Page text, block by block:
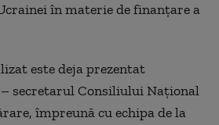
în materie de finanţare a
este deja prezentat
secretarul Consiliului Naţional
împreună cu echipa de la